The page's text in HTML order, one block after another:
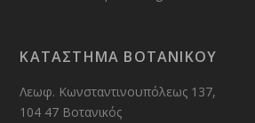
ΚΑΤΑΣΤΗΜΑ ΒΟΤΑΝΙΚΟΥ
Λεωφ. Κωνσταντινουπόλεως 137,
104 47 Βοτανικός